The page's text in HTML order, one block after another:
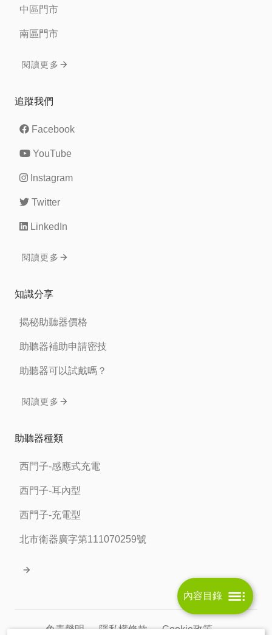
中區門市
南區門市
閱讀更多
追蹤我們
Facebook
YouTube
Instagram
Twitter
LinkedIn
閱讀更多
知識分享
揭秘助聽器價格
助聽器補助申請密技
助聽器可以試戴嗎？
閱讀更多
助聽器種類
西門子-感應式充電
西門子-耳內型
西門子-充電型
北市衛器廣字第111070259號
免責聲明 隱私權條款 Cookie政策
內容目錄